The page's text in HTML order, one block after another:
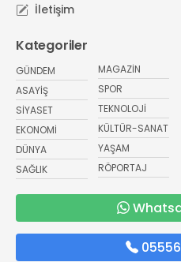
İletişim
Kategoriler
GÜNDEM
ASAYİŞ
SİYASET
EKONOMİ
DÜNYA
SAĞLIK
MAGAZİN
SPOR
TEKNOLOJİ
KÜLTÜR-SANAT
YAŞAM
RÖPORTAJ